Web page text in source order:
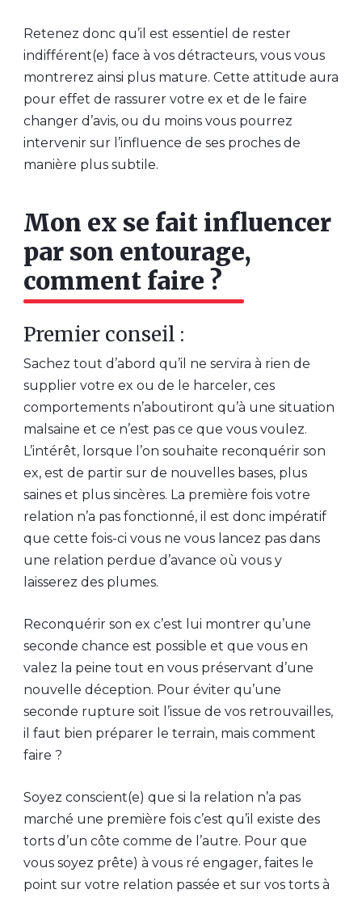
Retenez donc qu’il est essentiel de rester
indifférent(e) face à vos détracteurs, vous vous
montrerez ainsi plus mature. Cette attitude aura
pour effet de rassurer votre ex et de le faire
changer d’avis, ou du moins vous pourrez
intervenir sur l’influence de ses proches de
manière plus subtile.
Mon ex se fait influencer
par son entourage,
comment faire ?
Premier conseil :
Sachez tout d’abord qu’il ne servira à rien de
supplier votre ex ou de le harceler, ces
comportements n’aboutiront qu’à une situation
malsaine et ce n’est pas ce que vous voulez.
L’intérêt, lorsque l’on souhaite reconquérir son
ex, est de partir sur de nouvelles bases, plus
saines et plus sincères. La première fois votre
relation n’a pas fonctionné, il est donc impératif
que cette fois-ci vous ne vous lancez pas dans
une relation perdue d’avance où vous y
laisserez des plumes.
Reconquérir son ex c’est lui montrer qu’une
seconde chance est possible et que vous en
valez la peine tout en vous préservant d’une
nouvelle déception. Pour éviter qu’une
seconde rupture soit l’issue de vos retrouvailles,
il faut bien préparer le terrain, mais comment
faire ?
Soyez conscient(e) que si la relation n’a pas
marché une première fois c’est qu’il existe des
torts d’un côte comme de l’autre. Pour que
vous soyez prête) à vous ré engager, faites le
point sur votre relation passée et sur vos torts à